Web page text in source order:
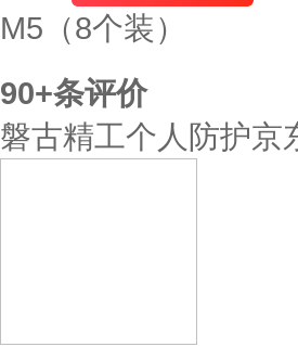
M5（8个装）
90+条评价
磐古精工个人防护京